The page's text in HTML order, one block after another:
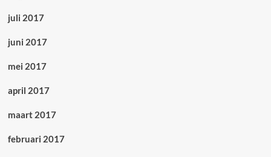
juli 2017
juni 2017
mei 2017
april 2017
maart 2017
februari 2017